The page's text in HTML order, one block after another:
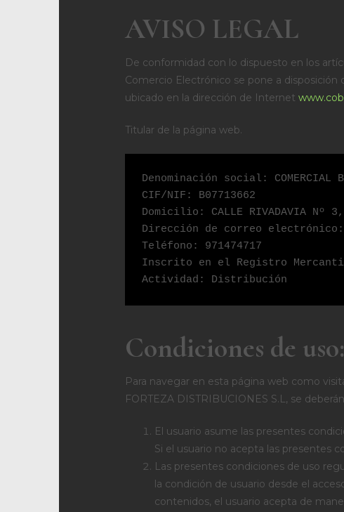
AVISO LEGAL
De conformidad con lo dispuesto en los
Comercio Electrónico se pone a
ubicado en la dirección de Internet
Titular de la página web.
Denominación social: COMERCIAL
CIF/NIF: B07713662
Domicilio: CALLE RIVADAVIA Nº 3,
Dirección de correo electrónico:
Teléfono: 971474717
Inscrito en el Registro Mercantil
Actividad: Distribución
Condiciones de uso:
Para navegar en esta página web como
FORTEZA DISTRIBUCIONES S.L, se
El usuario asume las presentes
Si el usuario no acepta las presentes
Las presentes condiciones de uso
la condición de usuario desde el
contenidos, el usuario acepta de